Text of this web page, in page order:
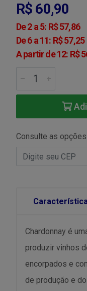
R$ 60,90
De 2 a 5: R$ 57,86
De 6 a 11: R$ 57,25
A partir de 12: R$
Consulte as
Chardonnay é
produzir vinhos
encorpados e
de produção e